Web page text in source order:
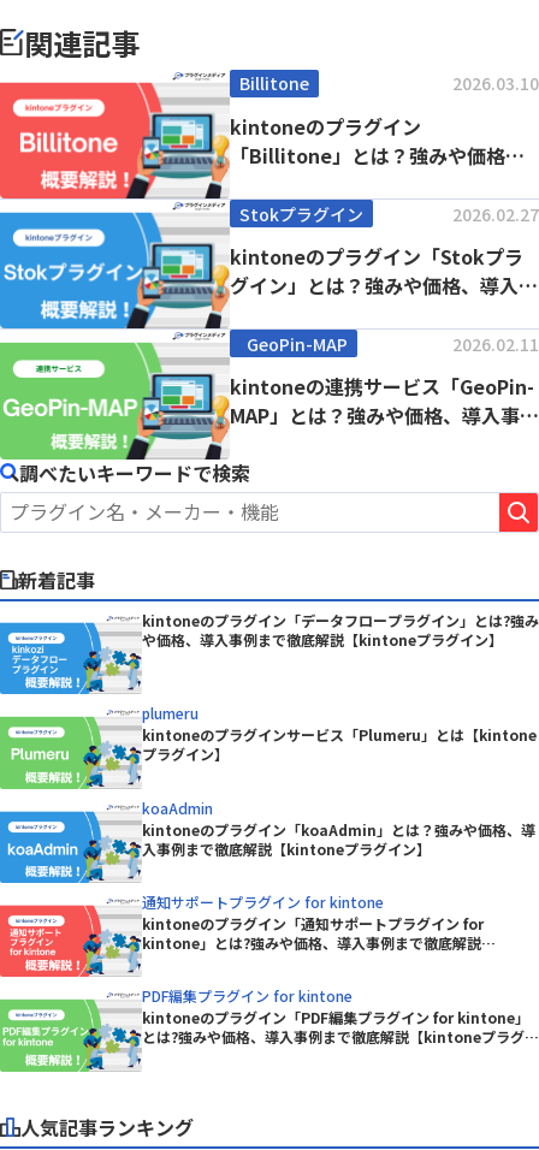
関連記事
Billitone 2026.03.10
kintoneのプラグイン
「Billitone」とは？強みや価格、
Stokプラグイン 2026.02.27
kintoneのプラグイン「Stokプラ
グイン」とは？強みや価格、導入事
GeoPin-MAP 2026.02.11
kintoneの連携サービス「GeoPin-
MAP」とは？強みや価格、導入事例
調べたいキーワードで検索
新着記事
kintoneのプラグイン「データフロープラグイン」とは?強み
や価格、導入事例まで徹底解説【kintoneプラグイン】
plumeru
kintoneのプラグインサービス「Plumeru」とは【kintone
プラグイン】
koaAdmin
kintoneのプラグイン「koaAdmin」とは？強みや価格、導
入事例まで徹底解説【kintoneプラグイン】
通知サポートプラグイン for kintone
kintoneのプラグイン「通知サポートプラグイン for
kintone」とは?強みや価格、導入事例まで徹底解説
PDF編集プラグイン for kintone
kintoneのプラグイン「PDF編集プラグイン for kintone」
とは?強みや価格、導入事例まで徹底解説【kintoneプラグイ
人気記事ランキング